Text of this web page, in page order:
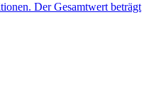
Der Gesamtwert beträgt